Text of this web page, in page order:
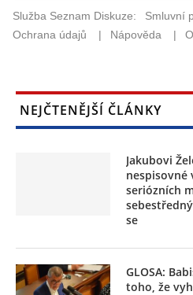
NEJČTENĚJŠÍ ČLÁNKY
Jakubovi
nespisovné
seriózních
se
GLOSA:
toho, že